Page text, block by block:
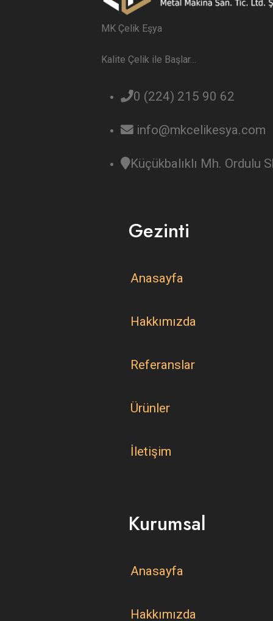
MK Çelik Eşya
Kalite Çelik ile Başlar…
0 (224) 215 90 62
info@mkcelikesya.com
Küçükbalıklı Mh. Ordulu
Gezinti
Anasayfa
Hakkımızda
Referanslar
Ürünler
İletişim
Kurumsal
Anasayfa
Hakkımızda